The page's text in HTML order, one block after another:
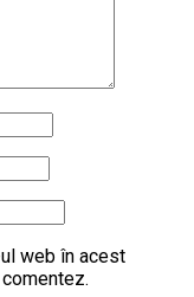
web în acest